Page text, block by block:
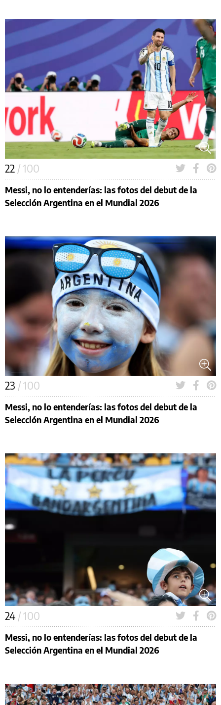
22 / 100
Messi, no lo entenderías: las fotos del debut de la
Selección Argentina en el Mundial 2026
23 / 100
Messi, no lo entenderías: las fotos del debut de la
Selección Argentina en el Mundial 2026
24 / 100
Messi, no lo entenderías: las fotos del debut de la
Selección Argentina en el Mundial 2026